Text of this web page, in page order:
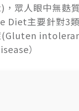
眾人眼中無麩
Diet主要針對3
(Gluten
）